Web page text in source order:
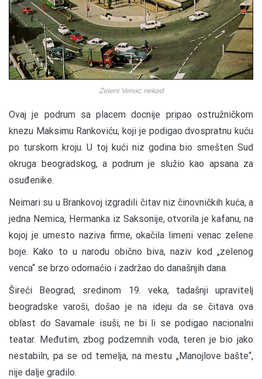
Zeleni Venac nekad
Ovaj je podrum sa placem docnije pripao ostružničkom
knezu Maksimu Rankoviću, koji je podigao dvospratnu kuću
po turskom kroju. U toj kući niz godina bio smešten Sud
okruga beogradskog, a podrum je služio kao apsana za
osuđenike.
Neimari su u Brankovoj izgradili čitav niz činovničkih kuća, a
jedna Nemica, Hermanka iz Saksonije, otvorila je kafanu, na
kojoj je umesto naziva firme, okačila limeni venac zelene
boje. Kako to u narodu obično biva, naziv kod „zelenog
venca“ se brzo odomaćio i zadržao do današnjih dana.
Šireći Beograd, sredinom 19. veka, tadašnji upravitelj
beogradske varoši, došao je na ideju da se čitava ova
oblast do Savamale isuši, ne bi li se podigao nacionalni
teatar. Međutim, zbog podzemnih voda, teren je bio jako
nestabiln, pa se od temelja, na mestu „Manojlove bašte“,
nije dalje gradilo.